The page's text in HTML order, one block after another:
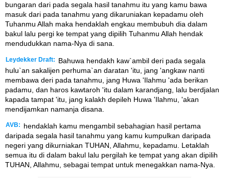
bungaran dari pada segala hasil tanahmu itu yang kamu bawa
masuk dari pada tanahmu yang dikaruniakan kepadamu oleh
Tuhanmu Allah maka hendaklah engkau membubuh dia dalam
bakul lalu pergi ke tempat yang dipilih Tuhanmu Allah hendak
mendudukkan nama-Nya di sana.
Leydekker Draft:
Bahuwa hendakh kaw`ambil deri pada segala
hulu`an sakalijen perhuma`an daratan 'itu, jang 'angkaw nanti
membawa deri pada tanahmu, jang Huwa 'Ilahmu 'ada berikan
padamu, dan haros kawtaroh 'itu dalam karandjang, lalu berdjalan
kapada tampat 'itu, jang kalakh depileh Huwa 'Ilahmu, 'akan
mendijamkan namanja disana.
AVB:
hendaklah kamu mengambil sebahagian hasil pertama
daripada segala hasil tanahmu yang kamu kumpulkan daripada
negeri yang dikurniakan TUHAN, Allahmu, kepadamu. Letaklah
semua itu di dalam bakul lalu pergilah ke tempat yang akan dipilih
TUHAN, Allahmu, sebagai tempat untuk menegakkan nama-Nya.